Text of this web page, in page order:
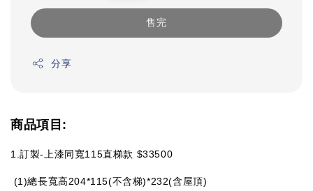
售完
分享
商品項目:
1.訂製-上漆同寬115直梯款 $33500
(1)總長寬高204*115(不含梯)*232(含屋頂)